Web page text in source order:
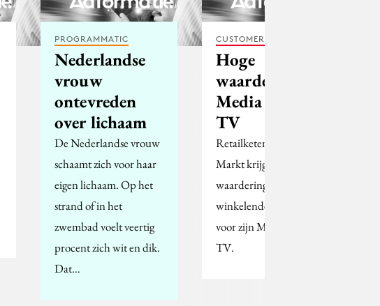
PROGRAMMATIC
Nederlandse
vrouw
ontevreden
over lichaam
De Nederlandse vrouw
schaamt zich voor haar
eigen lichaam. Op het
strand of in het
zwembad voelt veertig
procent zich wit en dik.
Dat…
CUSTOMER EXPERIENCE
Hoge
waardering
Media Markt
TV
Retailketen Media
Markt krijgt een hoge
waardering van de
winkelende consument
voor zijn Media Markt
TV.